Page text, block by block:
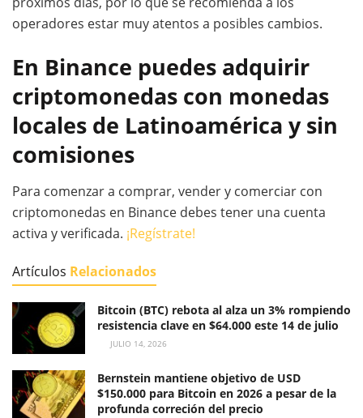
operadores estar muy atentos a posibles cambios.
En Binance puedes adquirir
criptomonedas con monedas
locales de Latinoamérica y sin
comisiones
Para comenzar a comprar, vender y comerciar con
criptomonedas en Binance debes tener una cuenta
activa y verificada. ¡Regístrate!
Artículos Relacionados
Bitcoin (BTC) rebota al alza un 3% rompiendo
resistencia clave en $64.000 este 14 de julio
JULIO 14, 2026
Bernstein mantiene objetivo de USD
$150.000 para Bitcoin en 2026 a pesar de la
profunda correción del precio